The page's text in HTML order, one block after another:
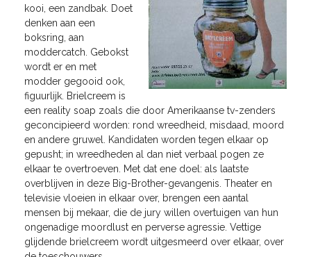
kooi, een zandbak. Doet
denken aan een
boksring, aan
moddercatch. Gebokst
wordt er en met
modder gegooid ook,
figuurlijk. Brielcreem is
een reality soap zoals die door Amerikaanse tv-zenders
geconcipieerd worden: rond wreedheid, misdaad, moord
en andere gruwel. Kandidaten worden tegen elkaar op
gepusht; in wreedheden al dan niet verbaal pogen ze
elkaar te overtroeven. Met dat ene doel: als laatste
overblijven in deze Big-Brother-gevangenis. Theater en
televisie vloeien in elkaar over, brengen een aantal
mensen bij mekaar, die de jury willen overtuigen van hun
ongenadige moordlust en perverse agressie. Vettige
glijdende brielcreem wordt uitgesmeerd over elkaar, over